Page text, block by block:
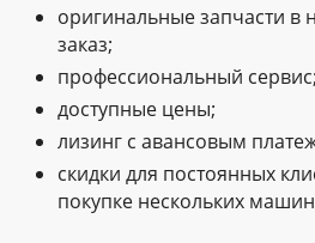
оригинальные запчасти в
заказ;
профессиональный сервис;
доступные цены;
лизинг с авансовым
скидки для постоянных
покупке нескольких